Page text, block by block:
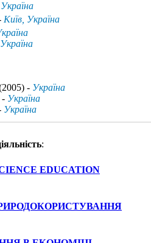
Київ, Україна
Україна
- Україна
- Україна
Україна
:
EDUCATION